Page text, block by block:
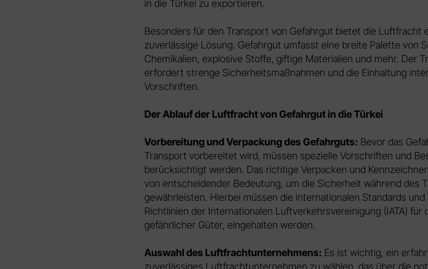
in die Türkei zu exportieren.
Besonders für den Transport von Gefahrgut bietet die Luftfracht
zuverlässige Lösung. Gefahrgut umfasst eine breite Palette von
Chemikalien, explosive Stoffe, giftige Materialien und mehr. Der
erfordert strenge Sicherheitsmaßnahmen und die Einhaltung
Vorschriften.
Der Ablauf der Luftfracht von Gefahrgut in die Türkei
Vorbereitung und Verpackung des Gefahrguts: Bevor das
Transport vorbereitet wird, müssen spezielle Vorschriften und
berücksichtigt werden. Das richtige Verpacken und
von entscheidender Bedeutung, um die Sicherheit während des
gewährleisten. Hierbei müssen die internationalen Standards
Richtlinien der Internationalen Luftverkehrsvereinigung (IATA) für
gefährlicher Güter, eingehalten werden.
Auswahl des Luftfrachtunternehmens: Es ist wichtig, ein
zuverlässiges Luftfrachtunternehmen zu wählen, das über die